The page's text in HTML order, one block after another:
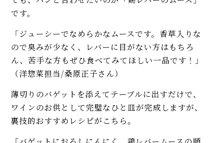
です。
「ジューシーでなめらかなムースです。香草入りな
ので臭みが少なく、レバーに目がない方はもちろ
ん、苦手な方もぜひ食べてみてほしい一品です！」
（洋惣菜担当/桑原正子さん）
薄切りのバゲットを添えてテーブルに出すだけで、
ワインのお供として完璧なひと皿が完成しますが、
裏技的おすすめレシピがこちら。